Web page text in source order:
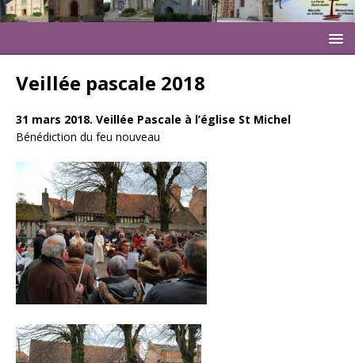
Veillée pascale 2018
31 mars 2018. Veillée Pascale à l’église St Michel
Bénédiction du feu nouveau